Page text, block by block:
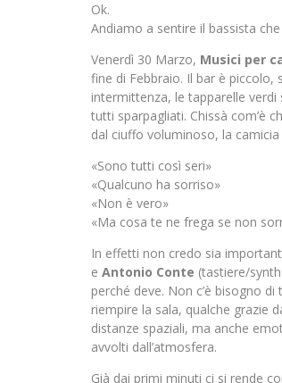
Ok.
Andiamo a sentire il bassista
Venerdì 30 Marzo, Musici per
fine di Febbraio. Il bar è piccolo,
intermittenza, le tapparelle
tutti sparpagliati. Chissà com’è
dal ciuffo voluminoso, la
«Sono tutti così seri»
«Qualcuno ha sorriso»
«Non è vero»
«Ma cosa te ne frega se non
In effetti non credo sia
e Antonio Conte (tastiere/
perché deve. Non c’è bisogno
riempire la sala, qualche grazie
distanze spaziali, ma anche
avvolti dall’atmosfera.
Già dai primi minuti ci si rende